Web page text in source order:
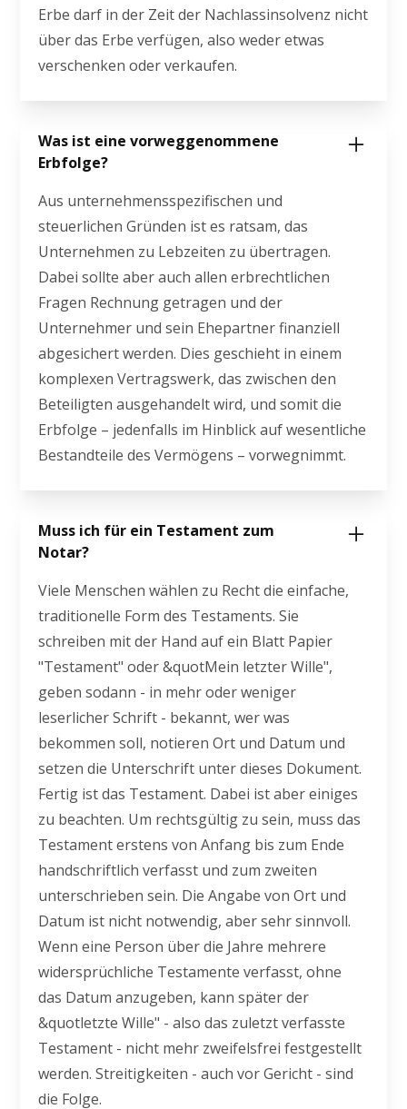
Erbe darf in der Zeit der Nachlassinsolvenz nicht
über das Erbe verfügen, also weder etwas
verschenken oder verkaufen.
Was ist eine vorweggenommene
Erbfolge?
Aus unternehmensspezifischen und
steuerlichen Gründen ist es ratsam, das
Unternehmen zu Lebzeiten zu übertragen.
Dabei sollte aber auch allen erbrechtlichen
Fragen Rechnung getragen und der
Unternehmer und sein Ehepartner finanziell
abgesichert werden. Dies geschieht in einem
komplexen Vertragswerk, das zwischen den
Beteiligten ausgehandelt wird, und somit die
Erbfolge – jedenfalls im Hinblick auf wesentliche
Bestandteile des Vermögens – vorwegnimmt.
Muss ich für ein Testament zum
Notar?
Viele Menschen wählen zu Recht die einfache,
traditionelle Form des Testaments. Sie
schreiben mit der Hand auf ein Blatt Papier
"Testament" oder &quotMein letzter Wille",
geben sodann - in mehr oder weniger
leserlicher Schrift - bekannt, wer was
bekommen soll, notieren Ort und Datum und
setzen die Unterschrift unter dieses Dokument.
Fertig ist das Testament. Dabei ist aber einiges
zu beachten. Um rechtsgültig zu sein, muss das
Testament erstens von Anfang bis zum Ende
handschriftlich verfasst und zum zweiten
unterschrieben sein. Die Angabe von Ort und
Datum ist nicht notwendig, aber sehr sinnvoll.
Wenn eine Person über die Jahre mehrere
widersprüchliche Testamente verfasst, ohne
das Datum anzugeben, kann später der
&quotletzte Wille" - also das zuletzt verfasste
Testament - nicht mehr zweifelsfrei festgestellt
werden. Streitigkeiten - auch vor Gericht - sind
die Folge.